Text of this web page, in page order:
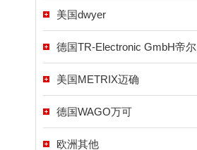
美国dwyer
德国TR-Electronic GmbH帝尔
美国METRIX迈确
德国WAGO万可
欧洲其他